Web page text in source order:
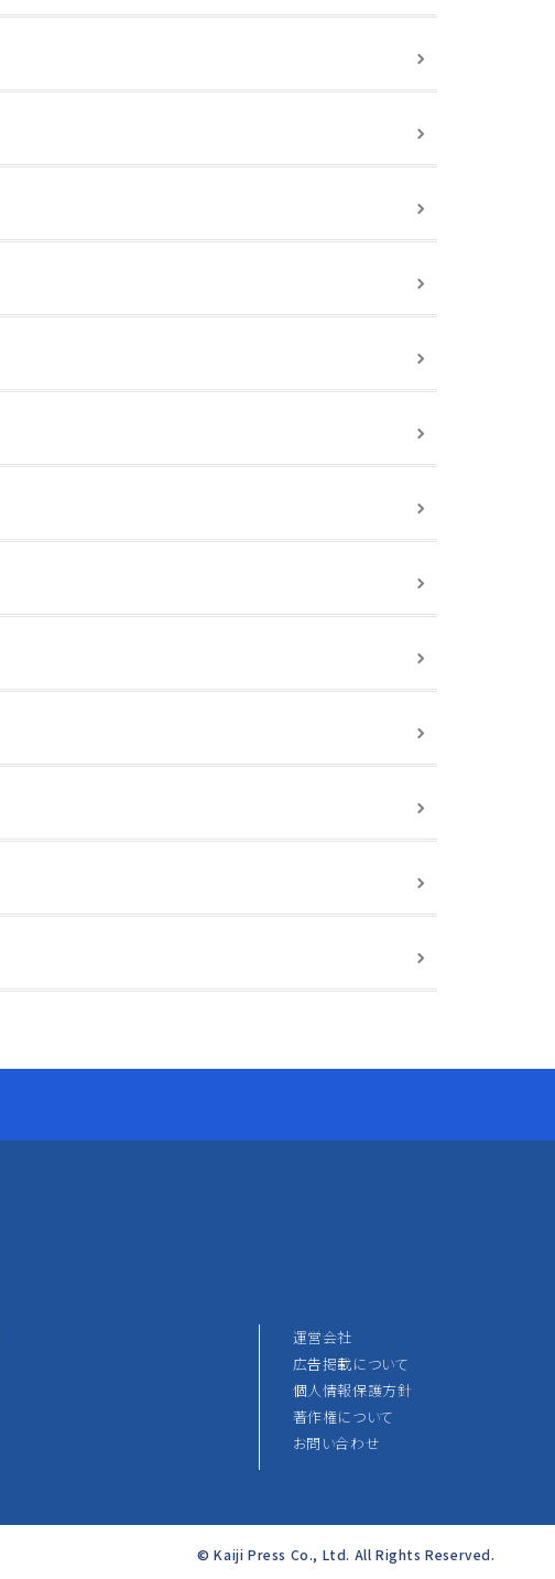
運営会社
広告掲載について
個人情報保護方針
著作権について
お問い合わせ
© Kaiji Press Co., Ltd. All Rights Reserved.